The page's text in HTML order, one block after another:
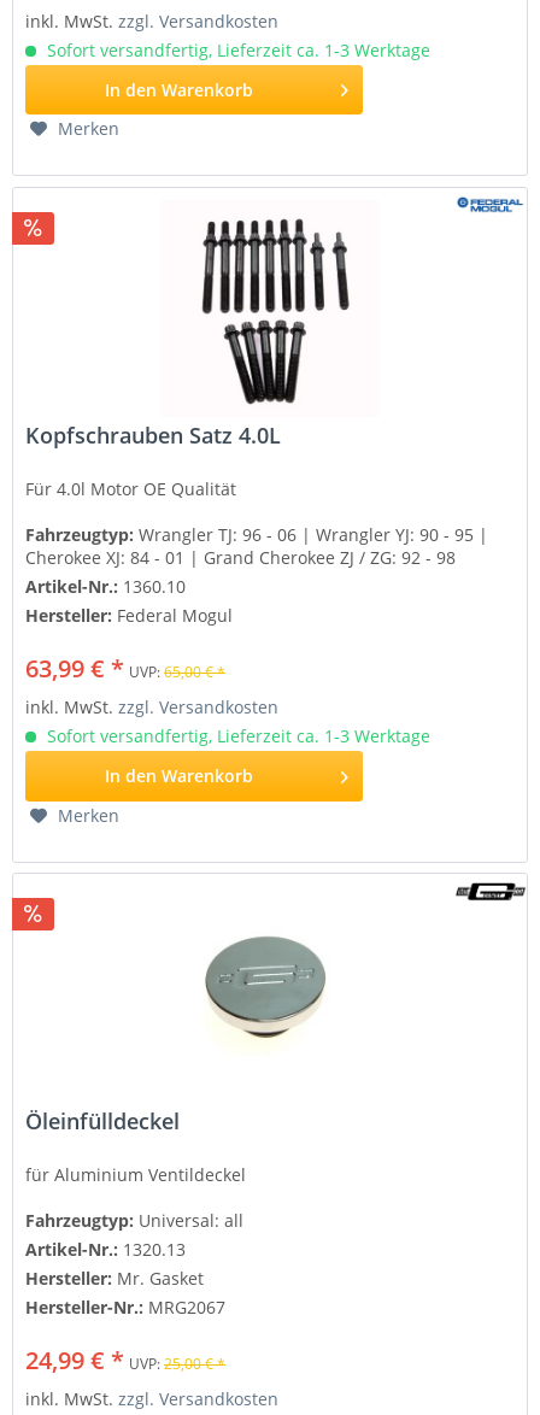
inkl. MwSt.zzgl. Versandkosten
Sofort versandfertig, Lieferzeit ca. 1-3 Werktage
In den Warenkorb
Merken
Kopfschrauben Satz 4.0L
Für 4.0l Motor OE Qualität
Fahrzeugtyp:Wrangler TJ: 96 - 06 | Wrangler YJ: 90 - 95 |
Cherokee XJ: 84 - 01 | Grand Cherokee ZJ / ZG: 92 - 98
Artikel-Nr.: 1360.10
Hersteller: Federal Mogul
63,99 € * UVP:65,00 € *
inkl. MwSt.zzgl. Versandkosten
Sofort versandfertig, Lieferzeit ca. 1-3 Werktage
In den Warenkorb
Merken
Öleinfülldeckel
für Aluminium Ventildeckel
Fahrzeugtyp: Universal: all
Artikel-Nr.: 1320.13
Hersteller: Mr. Gasket
Hersteller-Nr.: MRG2067
24,99 € * UVP:25,00 € *
inkl. MwSt.zzgl. Versandkosten